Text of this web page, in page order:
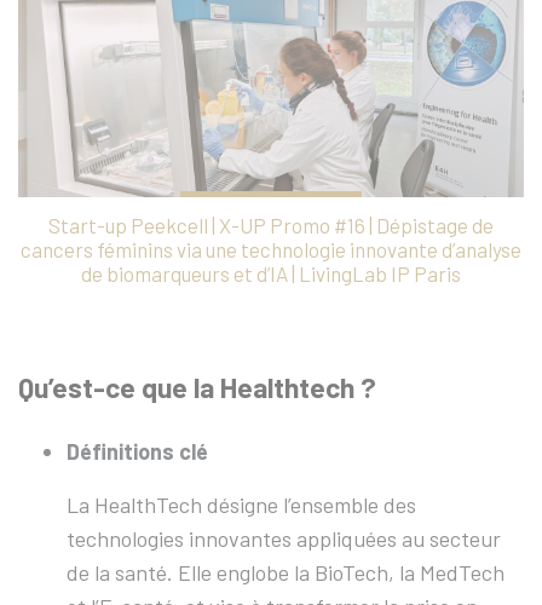
Start-up Peekcell | X-UP Promo #16 | Dépistage de
cancers féminins via une technologie innovante d’analyse
de biomarqueurs et d’IA | LivingLab IP Paris
Qu’est-ce que la Healthtech ?
Définitions clé
La HealthTech désigne l’ensemble des
technologies innovantes appliquées au secteur
de la santé. Elle englobe la BioTech, la MedTech